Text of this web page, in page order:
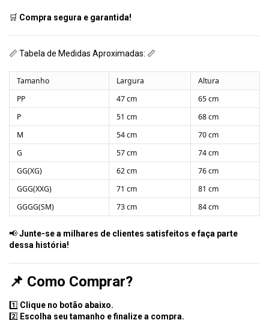
🛒 Compra segura e garantida!
📏 Tabela de Medidas Aproximadas: 📏
Tamanho Largura
Altura
PP
47 cm
65 cm
P
51 cm
68 cm
M
54 cm
70 cm
G
57 cm
74 cm
GG(XG)
62 cm
76 cm
GGG(XXG)
71 cm
81 cm
GGGG(SM)
73 cm 84 cm
📢Junte-se a milhares de clientes satisfeitos e faça parte
dessa história!
📌 Como Comprar?
1️⃣ Clique no botão abaixo.
2️⃣ Escolha seu tamanho e finalize a compra.